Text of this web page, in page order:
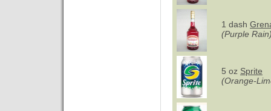
1 dash
(Purple
5 oz Sprite
(Orange-